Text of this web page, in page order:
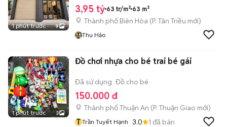
1 phút trước 9
3,95 tỷ 63 tr/m² 63 m²
Thành phố Biên Hòa (P. Tân Triều mới)
Thu Hảo
1 phút trước 3
Đồ chơi nhựa cho bé trai bé gái
Đã sử dụng Đồ cho bé
150.000 đ
Thành phố Thuận An (P. Thuận Giao mới)
T Trần Tuyết Hạnh 3.0 1 đã bán